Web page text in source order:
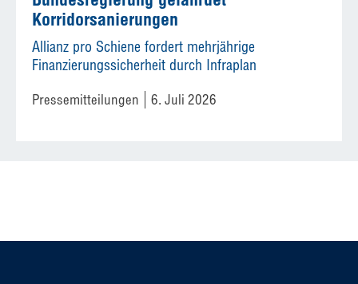
Korridorsanierungen
Allianz pro Schiene fordert mehrjährige
Finanzierungssicherheit durch Infraplan
Pressemitteilungen 6. Juli 2026